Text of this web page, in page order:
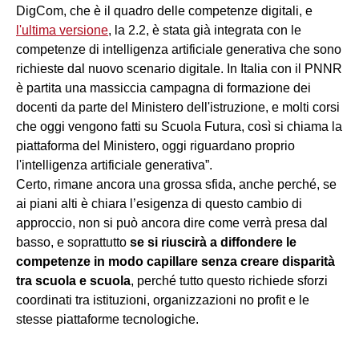
DigCom, che è il quadro delle competenze digitali, e
l'ultima versione, la 2.2, è stata già integrata con le
competenze di intelligenza artificiale generativa che sono
richieste dal nuovo scenario digitale. In Italia con il PNNR
è partita una massiccia campagna di formazione dei
docenti da parte del Ministero dell'istruzione, e molti corsi
che oggi vengono fatti su Scuola Futura, così si chiama la
piattaforma del Ministero, oggi riguardano proprio
l'intelligenza artificiale generativa”.
Certo, rimane ancora una grossa sfida, anche perché, se
ai piani alti è chiara l’esigenza di questo cambio di
approccio, non si può ancora dire come verrà presa dal
basso, e soprattutto se si riuscirà a diffondere le
competenze in modo capillare senza creare disparità
tra scuola e scuola, perché tutto questo richiede sforzi
coordinati tra istituzioni, organizzazioni no profit e le
stesse piattaforme tecnologiche.